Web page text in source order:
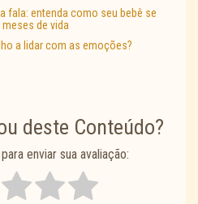
fala: entenda como seu bebê se
de vida
a lidar com as emoções?
deste Conteúdo?
enviar sua avaliação: